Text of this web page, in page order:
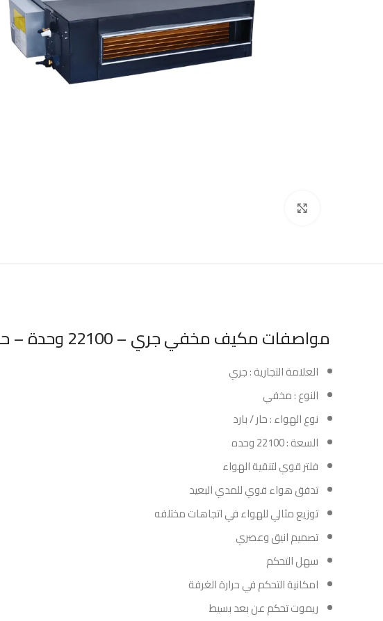
مواصفات مكيف مخفي جري – 22100 وحدة – حار/بارد :
العلامة التجارية : جري
النوع : مخفي
نوع الهواء : حار / بارد
السعة : 22100 وحده
فلتر قوي لتنقية الهواء
تدفق هواء قوي للمدي البعيد
توزيع مثالي للهواء في اتجاهات مختلفه
تصميم انيق وعصري
سهل التحكم
امكانية التحكم في حرارة الغرفة
ريموت تحكم عن بعد بسيط